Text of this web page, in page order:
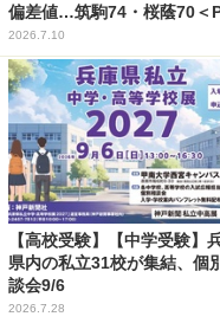
偏差値…筑駒74・桜蔭70＜
2026.7.10
【高校受験】【中学受験】
県内の私立31校が集結、個
談会9/6
2026.7.28